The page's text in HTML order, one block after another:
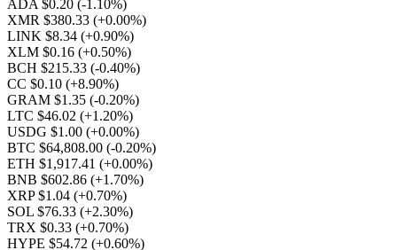
ADA $0.20 (-1.10%)
XMR $380.33 (+0.00%)
LINK $8.34 (+0.90%)
XLM $0.16 (+0.50%)
BCH $215.33 (-0.40%)
CC $0.10 (+8.90%)
GRAM $1.35 (-0.20%)
LTC $46.02 (+1.20%)
USDG $1.00 (+0.00%)
BTC $64,808.00 (-0.20%)
ETH $1,917.41 (+0.00%)
BNB $602.86 (+1.70%)
XRP $1.04 (+0.70%)
SOL $76.33 (+2.30%)
TRX $0.33 (+0.70%)
HYPE $54.72 (+0.60%)